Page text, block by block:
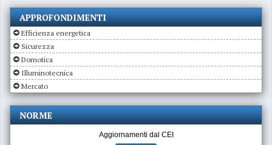
APPROFONDIMENTI
Efficienza energetica
Sicurezza
Domotica
Illuminotecnica
Mercato
NORME
Aggiornamenti dal CEI